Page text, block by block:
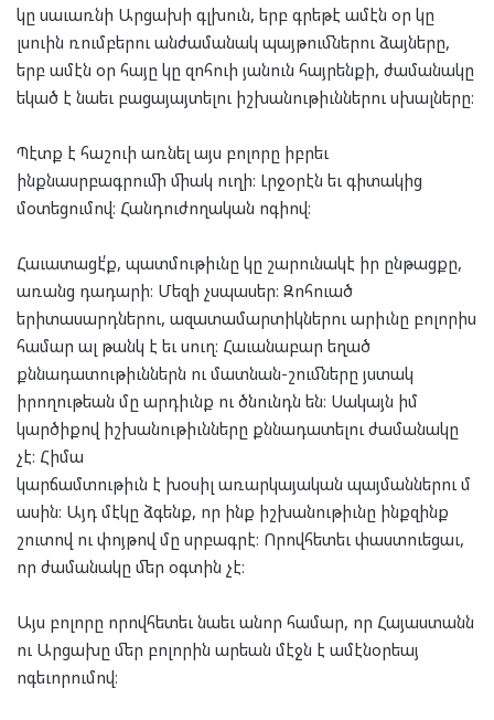
կը սաւառնի Արցախի գլխուն, երբ գրեթէ ամէն օր կը
լսուին ռումբերու անժամանակ պայթումներու ձայները,
երբ ամէն օր հայը կը զոհուի յանուն հայրենքի, ժամանակը
եկած է նաեւ բացայայտելու իշխանութիւններու սխալները։
Պէտք է հաշուի առնել այս բոլորը իբրեւ
ինքնասրբագրումի միակ ուղի։ Լրջօրէն եւ գիտակից
մօտեցումով։ Հանդուժողական ոգիով։
Հաւատացէ՛ք, պատմութիւնը կը շարունակէ իր ընթացքը,
առանց դադարի։ Մեզի չսպասեր։ Զոհուած
երիտասարդներու, ազատամարտիկներու արիւնը բոլորիս
համար ալ թանկ է եւ սուղ։ Հաւանաբար եղած
քննադատութիւններն ու մատնան-շումները յստակ
իրողութեան մը արդիւնք ու ծնունդն են։ Սակայն իմ
կարծիքով իշխանութիւնները քննադատելու ժամանակը
չէ։ Հիմա
կարճամտութիւն է խօսիլ առարկայական պայմաններու մ
ասին։ Այդ մէկը ձգենք, որ ինք իշխանութիւնը ինքզինք
շուտով ու փոյթով մը սրբագրէ։ Որովհետեւ փաստուեցաւ,
որ ժամանակը մեր օգտին չէ։
Այս բոլորը որովհետեւ նաեւ անոր համար, որ Հայաստանն
ու Արցախը մեր բոլորին արեան մէջն է ամէնօրեայ
ոգեւորումով։